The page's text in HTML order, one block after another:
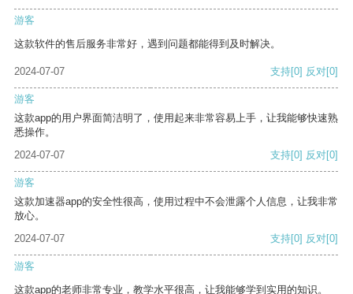
游客
这款软件的售后服务非常好，遇到问题都能得到及时解决。
2024-07-07 支持[0] 反对[0]
游客
这款app的用户界面简洁明了，使用起来非常容易上手，让我能够快速熟
悉操作。
2024-07-07
支持[0] 反对[0]
游客
这款加速器app的安全性很高，使用过程中不会泄露个人信息，让我非常
放心。
2024-07-07
支持[0] 反对[0]
游客
这款app的老师非常专业，教学水平很高，让我能够学到实用的知识。